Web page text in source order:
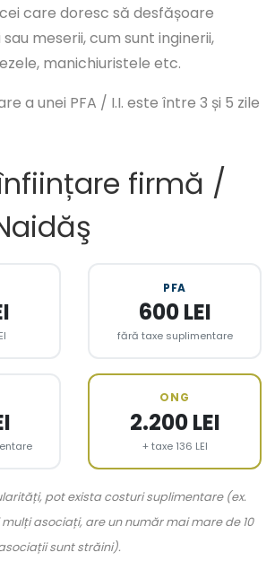
care doresc să desfășoare
meserii, cum sunt inginerii,
manichiuristele etc.
a unei PFA / I.I. este între 3 și 5 zile
firmă /
PFA
600 LEI
fără taxe suplimentare
ONG
2.200 LEI
+ taxe 136 LEI
pot exista costuri suplimentare (ex.
asociați, are un număr mai mare de 10
sunt străini).